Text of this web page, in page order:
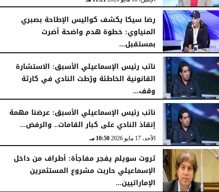
رضا سيكا يكشف كواليس الإطاحة بصبري
المنياوي: خطوة هدم واضحة أضرت
بمستقبل...
الأحد، 17 مايو 2026 10:54 مـ
نائب رئيس الإسماعيلي الأسبق: الاستشارة
القانونية الخاطئة ورّطت النادي في كارثة
وقف...
الأحد، 17 مايو 2026 10:52 مـ
نائب رئيس الإسماعيلي الأسبق: عرضنا مهمة
إنقاذ النادي على كبار القامات.. والرفض...
الأحد، 17 مايو 2026 10:50 مـ
ثروت سويلم يفجر مفاجأة: أطراف من داخل
الإسماعيلي حاربت مشروع المستثمرين
الإماراتيين...